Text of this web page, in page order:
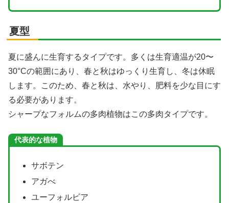
夏型
夏に盛んに生育するタイプです。多くは生育適温が20〜
30°Cの範囲にあり、春と秋はゆっくり生育し、冬は休眠
します。このため、春と秋は、水やり、肥料を少な目にす
る必要があります。
シャープなフォルムの多肉植物はこの多肉タイプです。
代表的な植物
サボテン
アガべ
ユーフォルビア
コピー